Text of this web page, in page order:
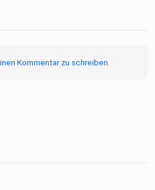
Kommentar zu schreiben.